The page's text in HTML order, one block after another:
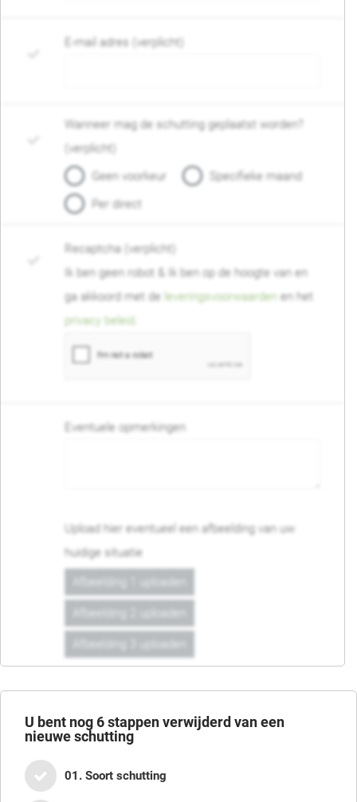
E-mail adres (verplicht)
Wanneer mag de schutting geplaatst worden?
(verplicht)
Geen voorkeur
Specifieke maand
Per direct
Recaptcha (verplicht)
Ik ben geen robot & Ik ben op de hoogte van en
ga akkoord met de leveringsvoorwaarden en het
privacy beleid
Eventuele opmerkingen
Upload hier eventueel een afbeelding van uw
huidige situatie
U bent nog6stappen verwijderd van een
nieuwe schutting
01. Soort schutting